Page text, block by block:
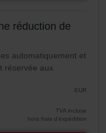
réduction de
automatiquement et
réservée aux
EUR
TVA incluse
hors frais d’expédition